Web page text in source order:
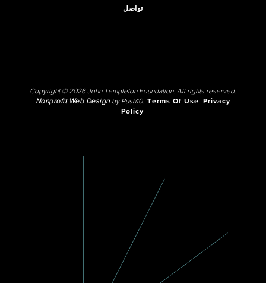
تواصل
Copyright © 2026 John Templeton Foundation. All rights reserved.
Nonprofit Web Designby Push10. Terms Of Use
Privacy
Policy